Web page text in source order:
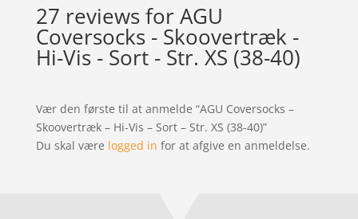
27 reviews forAGU
Coversocks - Skoovertræk -
Hi-Vis - Sort - Str. XS (38-40)
Vær den første til at anmelde “AGU Coversocks –
Skoovertræk – Hi-Vis – Sort – Str. XS (38-40)”
Du skal være logged in for at afgive en anmeldelse.